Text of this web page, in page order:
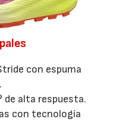
con espuma
de alta respuesta.
con tecnología